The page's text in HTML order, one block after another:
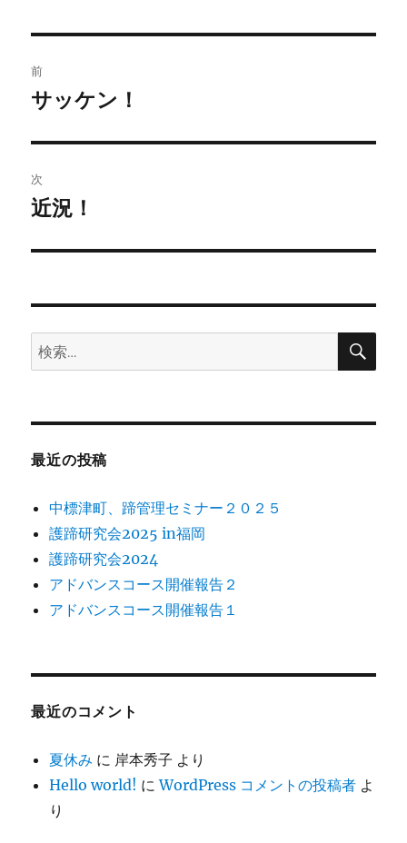
稿
ビ
ゲ
ー
ン
前
前
投
稿:
サッケン！
次
次
投
近況！
検
索:
検
最近の投稿
中標津町、蹄管理セミナー２０２５
護蹄研究会2025 in福岡
護蹄研究会2024
アドバンスコース開催報告２
アドバンスコース開催報告１
最近のコメント
夏休み に 岸本秀子 より
Hello world! にWordPress コメントの投稿者 よ
り